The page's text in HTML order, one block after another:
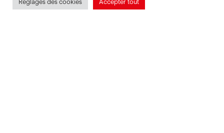
Réglages des cookies Accepter tout